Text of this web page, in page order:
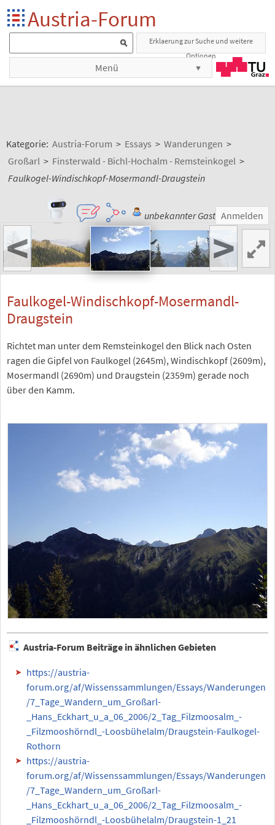
Austria-Forum
Erklaerung zur Suche und weitere
Optionen
Menü
Kategorie: Austria-Forum > Essays > Wanderungen >
Großarl > Finsterwald - Bichl-Hochalm - Remsteinkogel >
Faulkogel-Windischkopf-Mosermandl-Draugstein
unbekannter Gast Anmelden
< >
Faulkogel-Windischkopf-Mosermandl-
Draugstein
Richtet man unter dem Remsteinkogel den Blick nach Osten
ragen die Gipfel von Faulkogel (2645m), Windischkopf (2609m),
Mosermandl (2690m) und Draugstein (2359m) gerade noch
über den Kamm.
Austria-Forum Beiträge in ähnlichen Gebieten
https://austria-
forum.org/af/Wissenssammlungen/Essays/Wanderungen
/7_Tage_Wandern_um_Großarl-
_Hans_Eckhart_u_a_06_2006/2_Tag_Filzmoosalm_-
_Filzmooshörndl_-Loosbühelalm/Draugstein-Faulkogel-
Rothorn
https://austria-
forum.org/af/Wissenssammlungen/Essays/Wanderungen
/7_Tage_Wandern_um_Großarl-
_Hans_Eckhart_u_a_06_2006/2_Tag_Filzmoosalm_-
_Filzmooshörndl_-Loosbühelalm/Draugstein-1_21